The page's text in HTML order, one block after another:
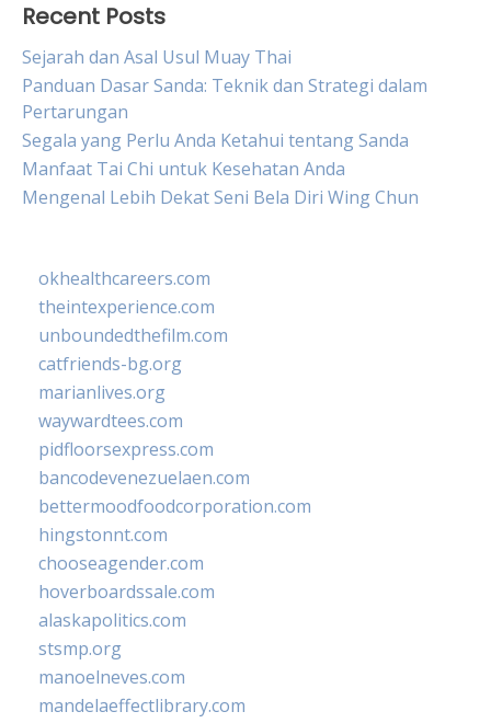
Recent Posts
Sejarah dan Asal Usul Muay Thai
Panduan Dasar Sanda: Teknik dan Strategi dalam
Pertarungan
Segala yang Perlu Anda Ketahui tentang Sanda
Manfaat Tai Chi untuk Kesehatan Anda
Mengenal Lebih Dekat Seni Bela Diri Wing Chun
okhealthcareers.com
theintexperience.com
unboundedthefilm.com
catfriends-bg.org
marianlives.org
waywardtees.com
pidfloorsexpress.com
bancodevenezuelaen.com
bettermoodfoodcorporation.com
hingstonnt.com
chooseagender.com
hoverboardssale.com
alaskapolitics.com
stsmp.org
manoelneves.com
mandelaeffectlibrary.com